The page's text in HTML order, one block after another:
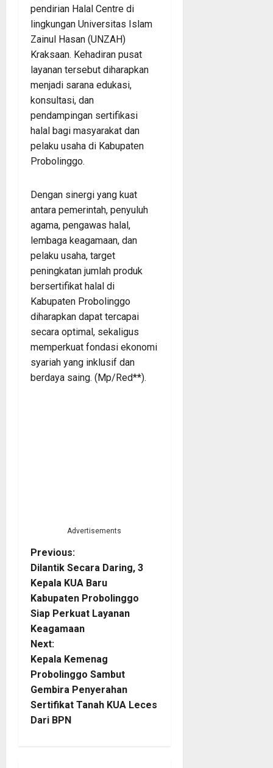
pendirian Halal Centre di
lingkungan Universitas Islam
Zainul Hasan (UNZAH)
Kraksaan. Kehadiran pusat
layanan tersebut diharapkan
menjadi sarana edukasi,
konsultasi, dan
pendampingan sertifikasi
halal bagi masyarakat dan
pelaku usaha di Kabupaten
Probolinggo.
Dengan sinergi yang kuat
antara pemerintah, penyuluh
agama, pengawas halal,
lembaga keagamaan, dan
pelaku usaha, target
peningkatan jumlah produk
bersertifikat halal di
Kabupaten Probolinggo
diharapkan dapat tercapai
secara optimal, sekaligus
memperkuat fondasi ekonomi
syariah yang inklusif dan
berdaya saing. (Mp/Red**).
Advertisements
P
o
s
t
n
a
v
Previous:
Dilantik Secara Daring, 3
Kepala KUA Baru
Kabupaten Probolinggo
Siap Perkuat Layanan
Keagamaan
Next:
Kepala Kemenag
Probolinggo Sambut
Gembira Penyerahan
Sertifikat Tanah KUA Leces
Dari BPN